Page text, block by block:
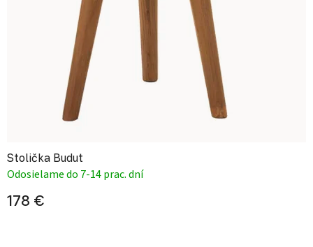
Stolička Budut
Odosielame do 7-14 prac. dní
178 €